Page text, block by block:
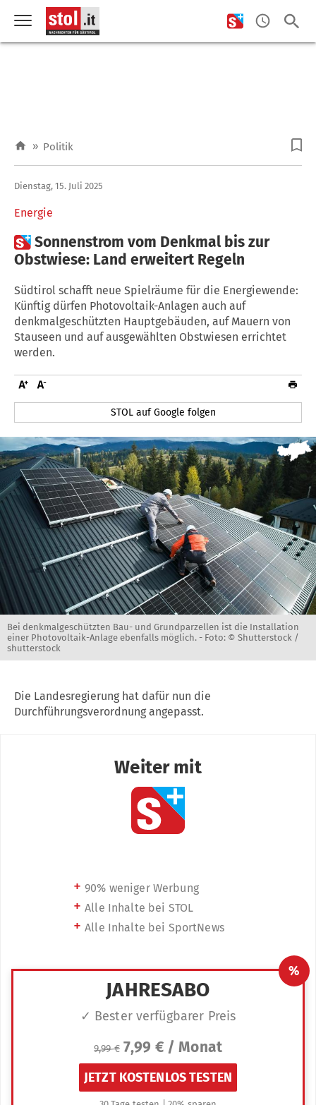
» Politik
Energie
Dienstag, 15. Juli 2025
Sonnenstrom vom Denkmal bis zur
Obstwiese: Land erweitert Regeln
Südtirol schafft neue Spielräume für die Energiewende:
Künftig dürfen Photovoltaik-Anlagen auch auf
denkmalgeschützten Hauptgebäuden, auf Mauern von
Stauseen und auf ausgewählten Obstwiesen errichtet
werden.
STOL auf Google folgen
Bei denkmalgeschützten Bau- und Grundparzellen ist die Installation
einer Photovoltaik-Anlage ebenfalls möglich. - Foto: © Shutterstock /
shutterstock
Die Landesregierung hat dafür nun die
Durchführungsverordnung angepasst.